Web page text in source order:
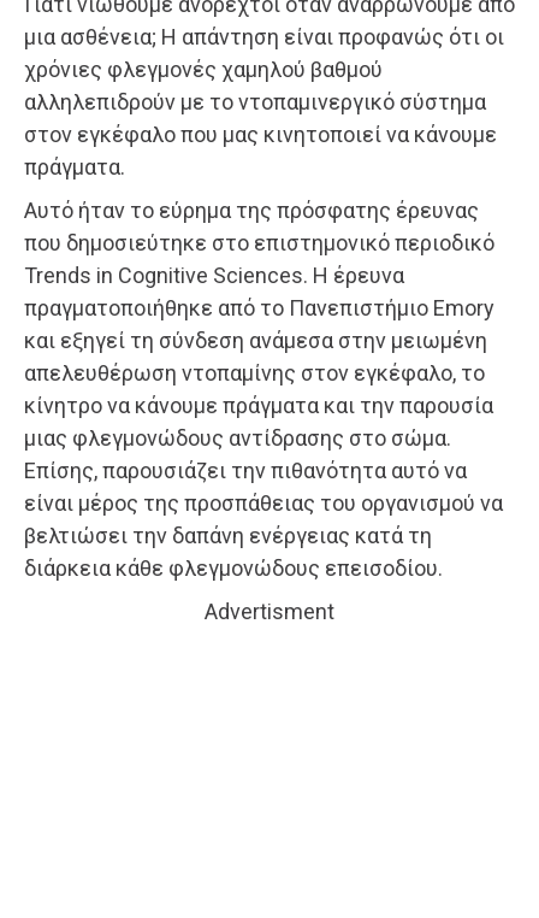
μια ασθένεια; Η απάντηση είναι προφανώς ότι οι
χρόνιες φλεγμονές χαμηλού βαθμού
αλληλεπιδρούν με το ντοπαμινεργικό σύστημα
στον εγκέφαλο που μας κινητοποιεί να κάνουμε
πράγματα.
Αυτό ήταν το εύρημα της πρόσφατης έρευνας
που δημοσιεύτηκε στο επιστημονικό περιοδικό
Trends in Cognitive Sciences. Η έρευνα
πραγματοποιήθηκε από το Πανεπιστήμιο Emory
και εξηγεί τη σύνδεση ανάμεσα στην μειωμένη
απελευθέρωση ντοπαμίνης στον εγκέφαλο, το
κίνητρο να κάνουμε πράγματα και την παρουσία
μιας φλεγμονώδους αντίδρασης στο σώμα.
Επίσης, παρουσιάζει την πιθανότητα αυτό να
είναι μέρος της προσπάθειας του οργανισμού να
βελτιώσει την δαπάνη ενέργειας κατά τη
διάρκεια κάθε φλεγμονώδους επεισοδίου.
Advertisment